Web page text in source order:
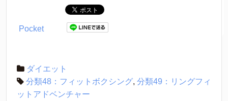
Pocket
ダイエット
分類48：フィットボクシング, 分類49：リングフィ
ットアドベンチャー